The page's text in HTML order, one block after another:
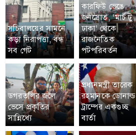
সচিবালয়ের সামনে
কড়া নিরাপত্তা, বন্ধ
সব গেট
কারফিউ ভেঙে
জনস্রোত, ‘মার্চ টু
ঢাকা’ থেকে
রাজনৈতিক
পটপরিবর্তন
ডগরতলির জলে
ভেসে প্রকৃতির
সান্নিধ্যে
প্রধানমন্ত্রী তারেক
রহমানকে ডোনাল্ড
ট্রাম্পের একগুচ্ছ
বার্তা